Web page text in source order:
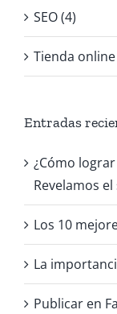
SEO (4)
Tienda online
Entradas
¿Cómo
Revelamos
Los 10
La
Publicar en